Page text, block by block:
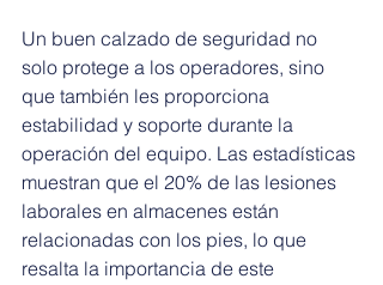
Un buen calzado de seguridad no
solo protege a los operadores, sino
que también les proporciona
estabilidad y soporte durante la
operación del equipo. Las estadísticas
muestran que el 20% de las lesiones
laborales en almacenes están
relacionadas con los pies, lo que
resalta la importancia de este